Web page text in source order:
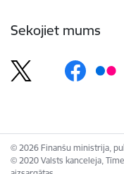
Sekojiet mums
© 2026 Finanšu ministrija,
© 2020 Valsts kanceleja,